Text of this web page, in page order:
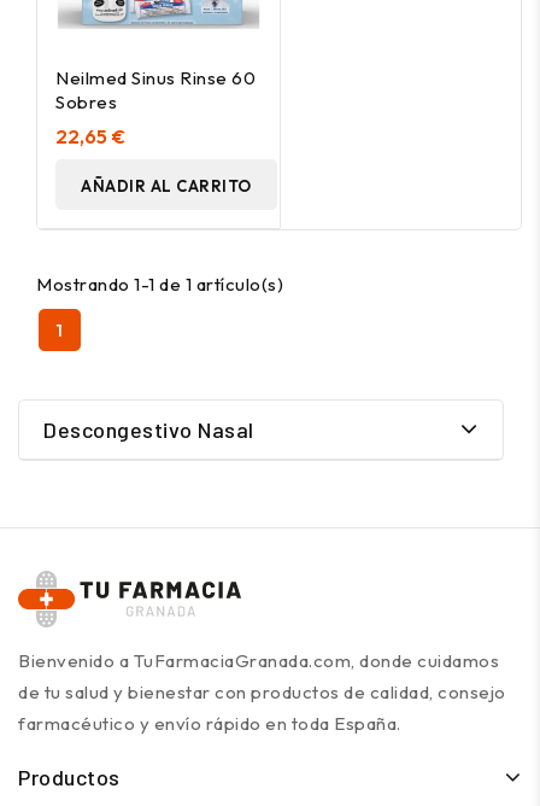
Neilmed Sinus Rinse 60
Sobres
22,65 €
AÑADIR AL CARRITO
Mostrando 1-1 de 1 artículo(s)
1
Descongestivo Nasal
Bienvenido a TuFarmaciaGranada.com, donde cuidamos
de tu salud y bienestar con productos de calidad, consejo
farmacéutico y envío rápido en toda España.
Productos